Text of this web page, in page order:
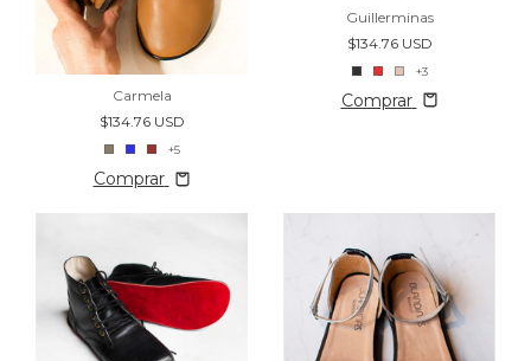
Carmela
$134.76 USD
+5
Comprar
Guillerminas
$134.76 USD
+3
Comprar